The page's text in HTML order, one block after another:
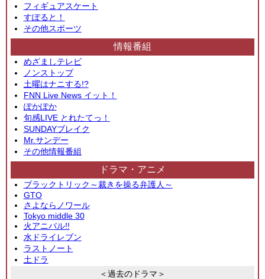
フィギュアスケート
すぽると！
その他スポーツ
情報番組
めざましテレビ
ノンストップ
土曜はナニする!?
FNN Live News イット！
ぽかぽか
旬感LIVE とれたてっ！
SUNDAYブレイク
Mr.サンデー
その他情報番組
ドラマ・アニメ
ブラックトリック～裁きを操る弁護人～
GTO
さよならノワール
Tokyo middle 30
火アニバル!!
水ドライレブン
ラストノート
土ドラ
＜過去のドラマ＞